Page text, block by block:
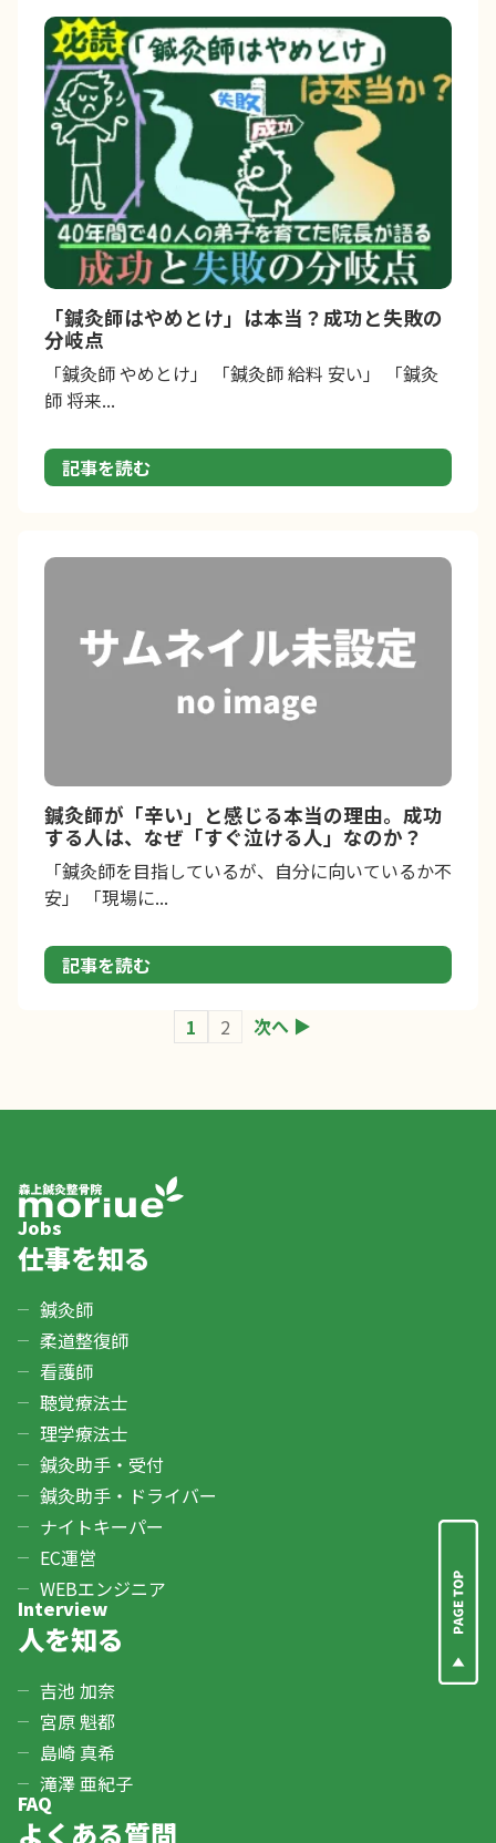
「鍼灸師はやめとけ」は本当？成功と失敗の
分岐点
「鍼灸師 やめとけ」 「鍼灸師 給料 安い」 「鍼灸
師 将来...
記事を読む
鍼灸師が「辛い」と感じる本当の理由。成功
する人は、なぜ「すぐ泣ける人」なのか？
「鍼灸師を目指しているが、自分に向いているか不
安」 「現場に...
記事を読む
ジ
1 2 次へ
Jobs
仕事を知る
鍼灸師
柔道整復師
看護師
聴覚療法士
理学療法士
鍼灸助手・受付
鍼灸助手・ドライバー
ナイトキーパー
EC運営
WEBエンジニア
Interview
人を知る
吉池 加奈
宮原 魁都
島崎 真希
滝澤 亜紀子
FAQ
よくある質問